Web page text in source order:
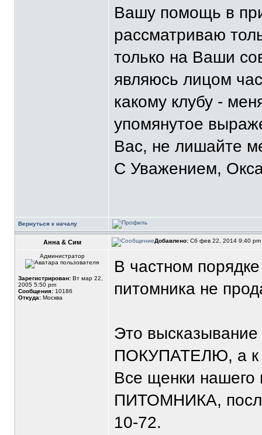
Вашу помощь в
рассматриваю
только на Ваши
являюсь лицом
какому клубу -
упомянутое
Вас, не лишайте
С Уважением,
Вернуться к началу
Анна & Сим Добавлено: Сб фев 22, 2014 9:40 pm
Администратор
Зарегистрирован: Вт мар 22,
2005 5:50 pm
Сообщения: 10186
Откуда: Москва
В частном
питомника не
Это
ПОКУПАТЕЛЮ, а
Все щенки нашего
ПИТОМНИКА,
10-72.